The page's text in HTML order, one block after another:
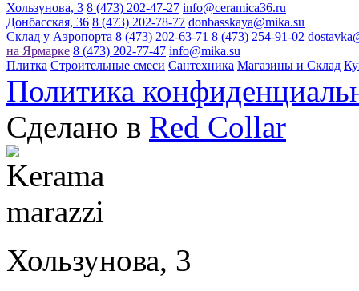
Хользунова, 3 8 (473) 202-47-27 info@ceramica36.ru
Донбасская, 36 8 (473) 202-78-77 donbasskaya@mika.su
Склад у Аэропорта 8 (473) 202-63-71 8 (473) 254-91-02
на Ярмарке 8 (473) 202-77-47 info@mika.su
Плитка Строительные смеси Сантехника Магазины и Склад
Политика
Сделано в Red Collar
Хользунова, 3